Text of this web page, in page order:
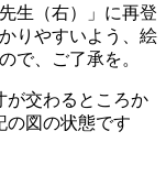
生（右）」に再登
りやすいよう、絵
で、ご了承を。
が交わるところか
の図の状態です